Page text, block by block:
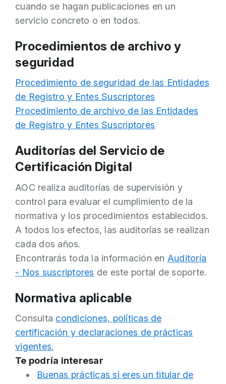
cuando se hagan publicaciones en un
servicio concreto o en todos.
Procedimientos de archivo y
seguridad
Procedimiento de seguridad de las Entidades
de Registro y Entes Suscriptores
Procedimiento de archivo de las Entidades
de Registro y Entes Suscriptores
Auditorías del Servicio de
Certificación Digital
AOC realiza auditorías de supervisión y
control para evaluar el cumplimiento de la
normativa y los procedimientos establecidos.
A todos los efectos, las auditorías se realizan
cada dos años.
Encontrarás toda la información en Auditoría
- Nos suscriptores de este portal de soporte.
Normativa aplicable
Consulta condiciones, políticas de
certificación y declaraciones de prácticas
vigentes.
Te podría interesar
Buenas prácticas si eres un titular de